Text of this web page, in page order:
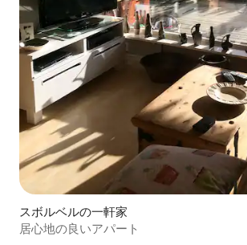
スボルベルの一軒家
居心地の良いアパート